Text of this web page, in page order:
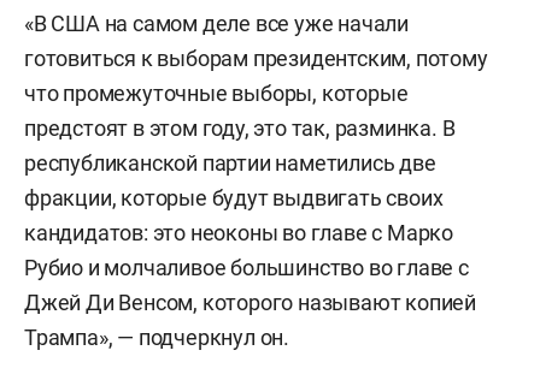
«В США на самом деле все уже начали
готовиться к выборам президентским, потому
что промежуточные выборы, которые
предстоят в этом году, это так, разминка. В
республиканской партии наметились две
фракции, которые будут выдвигать своих
кандидатов: это неоконы во главе с Марко
Рубио и молчаливое большинство во главе с
Джей Ди Венсом, которого называют копией
Трампа», — подчеркнул он.